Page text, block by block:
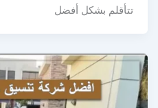
تتأقلم بشكل أفضل